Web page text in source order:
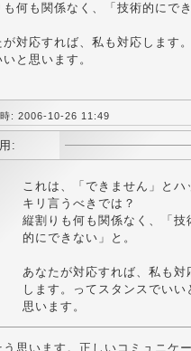
何も関係なく、「技術的にでき
が対応すれば、私も対応します
と思います。
: 2006-10-26 11:49
:
これは、「できません」とハ
キリ言うべきでは？
縦割りも何も関係なく、「技
的にできない」と。
あなたが対応すれば、私も対
します。ってスタンスでいい
思います。
う思います。正しいコミュニケ